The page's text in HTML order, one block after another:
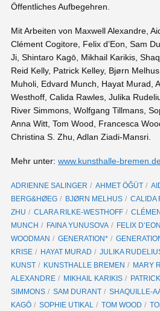
Öffentliches Aufbegehren.
Mit Arbeiten von Maxwell Alexandre,
Clément Cogitore, Felix d’Eon, Sam
Ji, Shintaro Kagō, Mikhail Karikis,
Reid Kelly, Patrick Kelley, Bjørn
Muholi, Edvard Munch, Hayat Murad,
Westhoff, Calida Rawles, Julika
River Simmons, Wolfgang Tillmans,
Anna Witt, Tom Wood, Francesca
Christina S. Zhu, Adlan Ziadi-Mansri.
Mehr unter: www.kunsthalle-
ADRIENNE SALINGER AHMET ÖĞÜT
BERG&HØEG
BJØRN MELHUS CALIDA
ZHU
CLARA RILKE-WESTHOFF
MUNCH
FAINA YUNUSOVA FELIX D’EON
WOODMAN
GENERATION*
KRISE
HAYAT MURAD JULIKA
KUNST
KUNSTHALLE BREMEN MARY
ALEXANDRE
MIKHAIL KARIKIS
SIMMONS
SAM DURANT SHAQUILLE-
KAGŌ
SOPHIE UTIKAL TOM WOOD